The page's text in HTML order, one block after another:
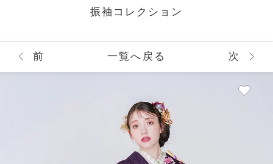
振袖コレクション
前 一覧へ戻る 次